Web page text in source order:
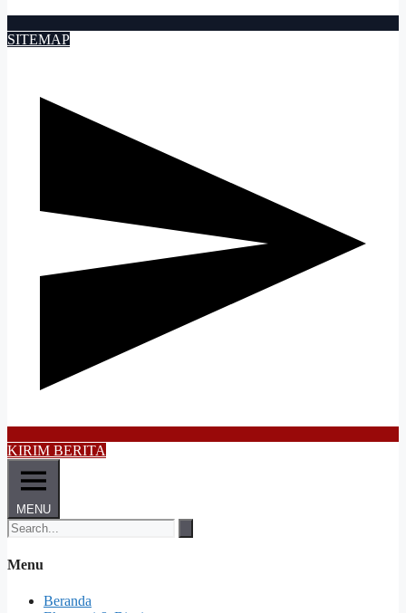
SITEMAP
KIRIM BERITA
MENU
Menu
Beranda